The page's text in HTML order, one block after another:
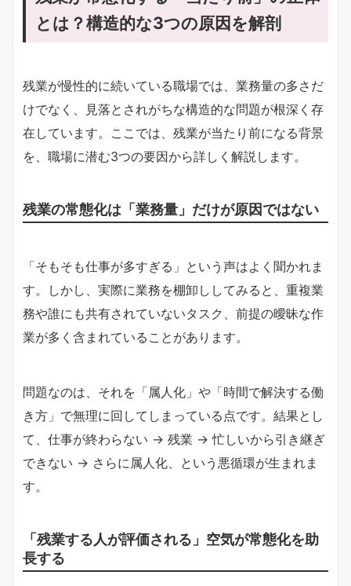
とは？構造的な3つの原因を解剖
残業が慢性的に続いている職場では、業務量の多さだ
けでなく、見落とされがちな構造的な問題が根深く存
在しています。ここでは、残業が当たり前になる背景
を、職場に潜む3つの要因から詳しく解説します。
残業の常態化は「業務量」だけが原因ではない
「そもそも仕事が多すぎる」という声はよく聞かれま
す。しかし、実際に業務を棚卸ししてみると、重複業
務や誰にも共有されていないタスク、前提の曖昧な作
業が多く含まれていることがあります。
問題なのは、それを「属人化」や「時間で解決する働
き方」で無理に回してしまっている点です。結果とし
て、仕事が終わらない → 残業 → 忙しいから引き継ぎ
できない → さらに属人化、という悪循環が生まれま
す。
「残業する人が評価される」空気が常態化を助
長する